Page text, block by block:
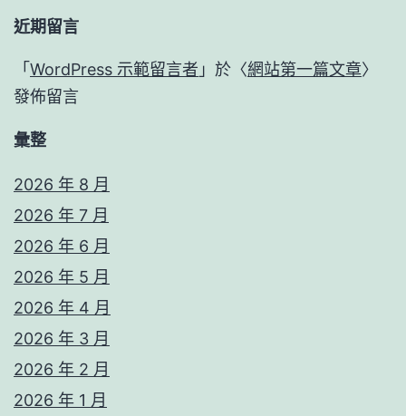
近期留言
「 WordPress 示範留言者 」於〈網站第一篇文章〉
發佈留言
彙整
2026 年 8 月
2026 年 7 月
2026 年 6 月
2026 年 5 月
2026 年 4 月
2026 年 3 月
2026 年 2 月
2026 年 1 月